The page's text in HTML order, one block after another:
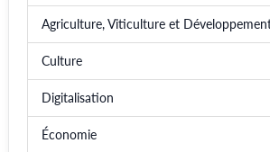
Agriculture, Viticulture et
Culture
Digitalisation
Économie